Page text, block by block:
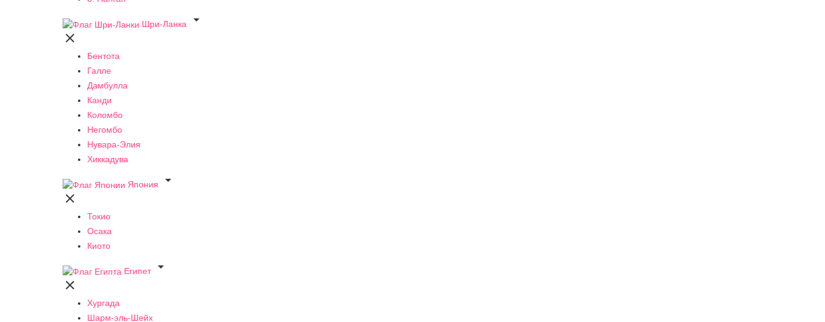
Шри-Ланка


Бентота
Галле
Дамбулла
Канди
Коломбо
Негомбо
Нувара-Элия
Хиккадува
Япония


Токио
Осака
Киото
Египет


Хургада
Шарм-эль-Шейх